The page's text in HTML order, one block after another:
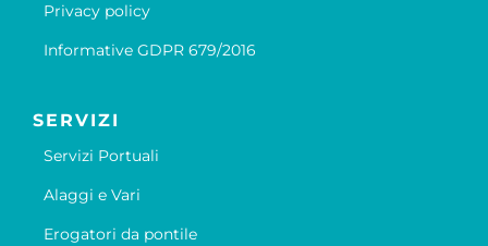
Privacy policy
Informative GDPR 679/2016
SERVIZI
Servizi Portuali
Alaggi e Vari
Erogatori da pontile